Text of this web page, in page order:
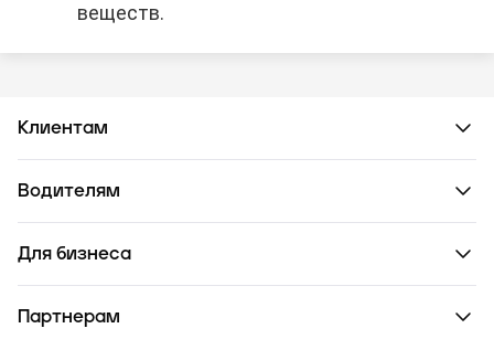
веществ.
Клиентам
Водителям
Для бизнеса
Партнерам